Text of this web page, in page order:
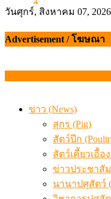
เมื่อเกษตรกรถูกม
ข้อมูลราคา สุกรมีชี
เมื่อเกษตรกรถูกมอ
วันศุกร์, สิงหาคม 07, 2026
Advertisement / โฆษณา
ข่าว (News)
สุกร (Pig)
สัตว์ปีก
สัตว์เคี้ยวเอื้อ
ข่าวประชาสัม
นานาปศุสัตว์